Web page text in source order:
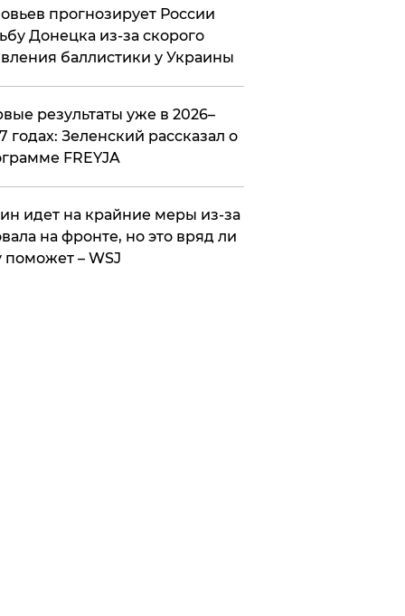
прогнозирует России
Донецка из-за скорого
баллистики у Украины
результаты уже в 2026–
годах: Зеленский рассказал о
FREYJA
идет на крайние меры из-за
на фронте, но это вряд ли
поможет – WSJ